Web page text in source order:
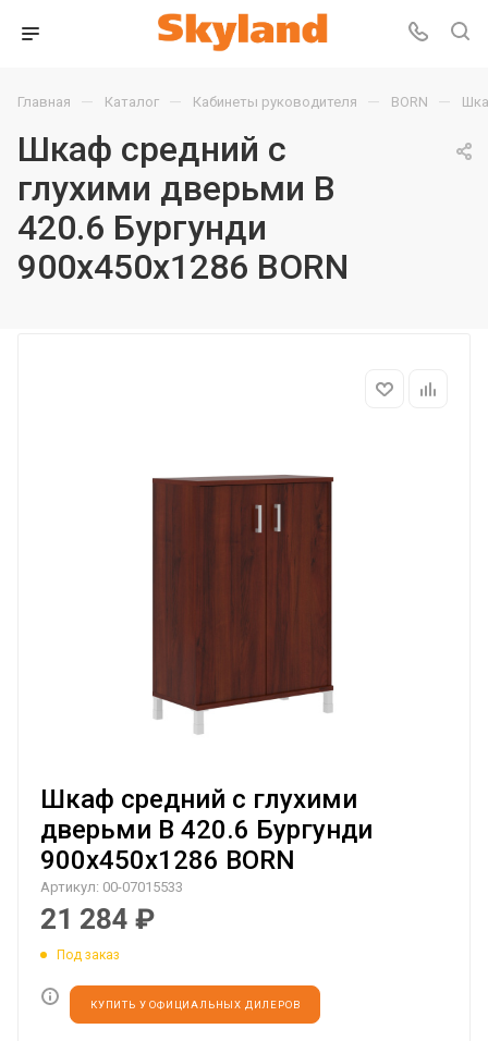
Главная — Каталог — Кабинеты руководителя — BORN —
Шкаф средний с
глухими дверьми B
420.6 Бургунди
900х450х1286 BORN
Шкаф средний с глухими
дверьми B 420.6 Бургунди
900х450х1286 BORN
Артикул: 00-07015533
21 284 ₽
Под заказ
КУПИТЬ У ОФИЦИАЛЬНЫХ ДИЛЕРОВ